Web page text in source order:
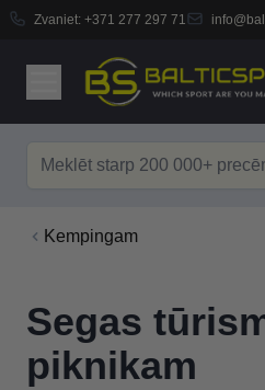
Zvaniet: +371 277 297 71
Kempingam
Segas
piknikam